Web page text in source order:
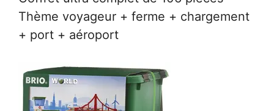
Thème voyageur + ferme + chargement
+ port + aéroport